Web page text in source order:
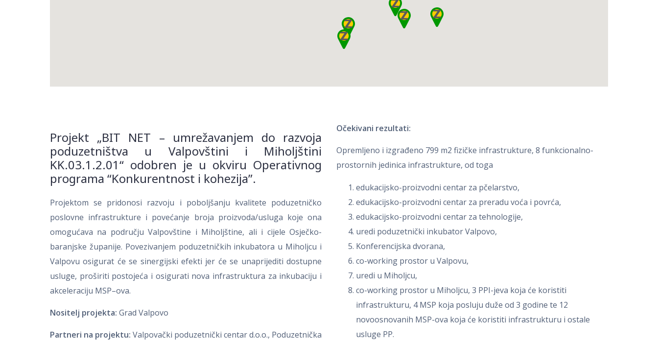
Projekt „BIT NET – umrežavanjem do razvoja
poduzetništva u Valpovštini i Miholjštini
KK.03.1.2.01“ odobren je u okviru Operativnog
programa “Konkurentnost i kohezija”.
Projektom se pridonosi razvoju i poboljšanju kvalitete poduzetničko
poslovne infrastrukture i povećanje broja proizvoda/usluga koje ona
omogućava na području Valpovštine i Miholjštine, ali i cijele Osječko-
baranjske županije. Povezivanjem poduzetničkih inkubatora u Miholjcu i
Valpovu osigurat će se sinergijski efekti jer će se unaprijediti dostupne
usluge, proširiti postojeća i osigurati nova infrastruktura za inkubaciju i
akceleraciju MSP–ova.
Nositelj projekta: Grad Valpovo
Partneri na projektu: Valpovački poduzetnički centar d.o.o., Poduzetnička
Očekivani rezultati:
Opremljeno i izgrađeno 799 m2 fizičke infrastrukture, 8 funkcionalno-
prostornih jedinica infrastrukture, od toga
edukacijsko-proizvodni centar za pčelarstvo,
edukacijsko-proizvodni centar za preradu voća i povrća,
edukacijsko-proizvodni centar za tehnologije,
uredi poduzetnički inkubator Valpovo,
Konferencijska dvorana,
co-working prostor u Valpovu,
uredi u Miholjcu,
co-working prostor u Miholjcu, 3 PPI-jeva koja će koristiti
infrastrukturu, 4 MSP koja posluju duže od 3 godine te 12
novoosnovanih MSP-ova koja će koristiti infrastrukturu i ostale
usluge PP.